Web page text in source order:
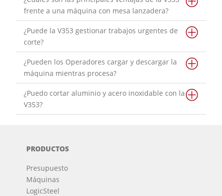
frente a una máquina con mesa lanzadera?
¿Puede la V353 gestionar trabajos urgentes de
corte?
¿Pueden los Operadores cargar y descargar la
máquina mientras procesa?
¿Puedo cortar aluminio y acero inoxidable con la
V353?
PRODUCTOS
Presupuesto
Máquinas
LogicSteel